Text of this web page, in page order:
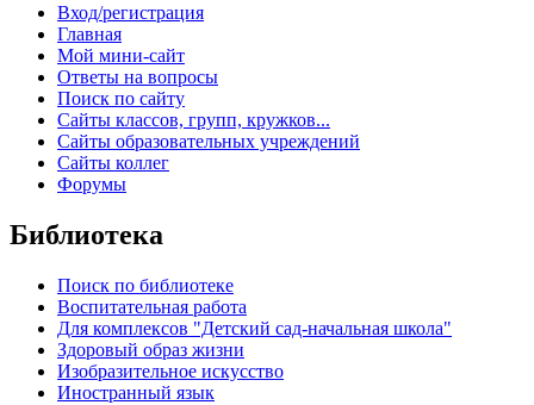
Вход/регистрация
Главная
Мой мини-сайт
Ответы на вопросы
Поиск по сайту
Сайты классов, групп, кружков...
Сайты образовательных учреждений
Сайты коллег
Форумы
Библиотека
Поиск по библиотеке
Воспитательная работа
Для комплексов "Детский сад-начальная школа"
Здоровый образ жизни
Изобразительное искусство
Иностранный язык